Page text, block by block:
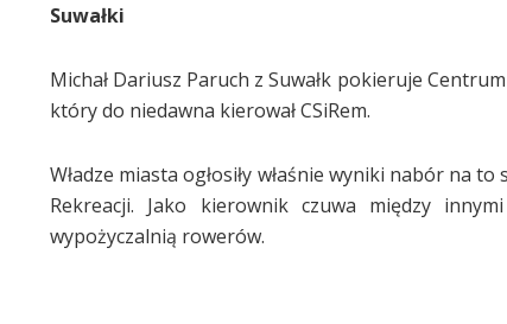
Suwałki
Michał Dariusz Paruch z Suwałk pokieruje
który do niedawna kierował CSiRem.
Władze miasta ogłosiły właśnie wyniki nabór na
Rekreacji. Jako kierownik czuwa między
wypożyczalnią rowerów.